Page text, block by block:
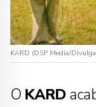
KARD (DSP Media/
O KARD